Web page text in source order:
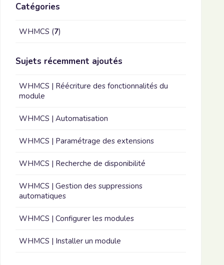
Catégories
WHMCS (7)
Sujets récemment ajoutés
WHMCS | Réécriture des fonctionnalités du
module
WHMCS | Automatisation
WHMCS | Paramétrage des extensions
WHMCS | Recherche de disponibilité
WHMCS | Gestion des suppressions
automatiques
WHMCS | Configurer les modules
WHMCS | Installer un module